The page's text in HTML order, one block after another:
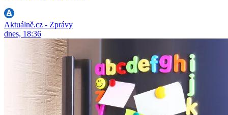
Aktuálně.cz - Zprávy
dnes, 18:36